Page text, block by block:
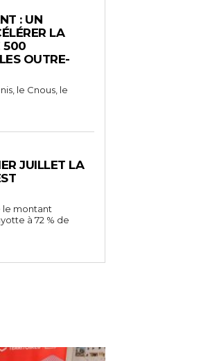
: UN
LA
500
OUTRE-
le Cnous, le
JUILLET LA
le montant
à 72 % de